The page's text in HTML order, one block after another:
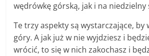
wędrówkę górską, jak i na niedzielny
Te trzy aspekty są wystarczające, by
góry. A jak już w nie wyjdziesz i
wrócić, to się w nich zakochasz i